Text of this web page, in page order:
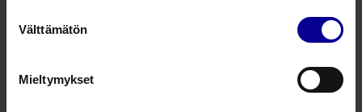
valinta
Välttämätön
Mieltymykset
pidempi, kuin käyttäjän uuman ympärysmitta,
jotta pystyt kiinnittämään tuen hyvin paikoilleen.